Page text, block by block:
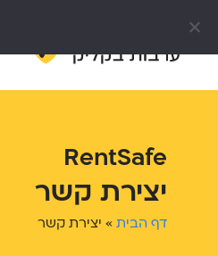
RentSafe
יצירת קשר
דף הבית » יצירת קשר